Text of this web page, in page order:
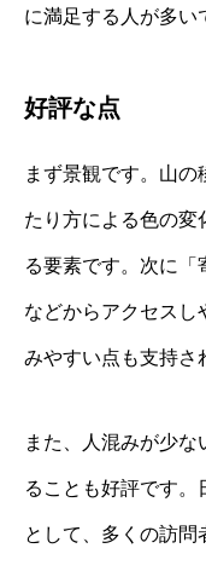
に満足する人が多い
好評な点
まず景観です。山
たり方による色の変
る要素です。次に「
などからアクセスし
みやすい点も支持さ
また、人混みが少
ることも好評です。
として、多くの訪問